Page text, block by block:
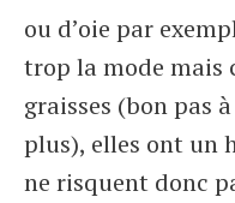
ou d’oie par
trop la mode mais
graisses (bon pas
plus), elles ont un
ne risquent donc